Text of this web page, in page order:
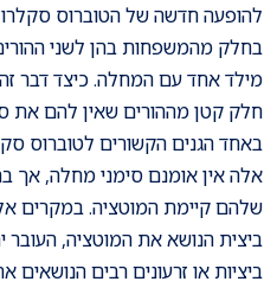
להופעה חדשה של הטוברוס
בחלק מהמשפחות בהן לשני
מילד אחד עם המחלה. כיצד דבר
חלק קטן מההורים שאין להם את
באחד הגנים הקשורים לטוברוס
אלה אין אומנם סימני מחלה, אך
שלהם קיימת המוטציה. במקרים
ביצית הנושא את המוטציה, העובר
ביציות או זרעונים רבים הנושאים